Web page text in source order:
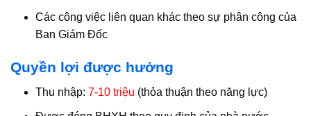
Các công việc liên quan khác theo sự phân công của
Ban Giám Đốc
Quyền lợi được hưởng
Thu nhập: 7-10 triệu (thỏa thuận theo năng lực)